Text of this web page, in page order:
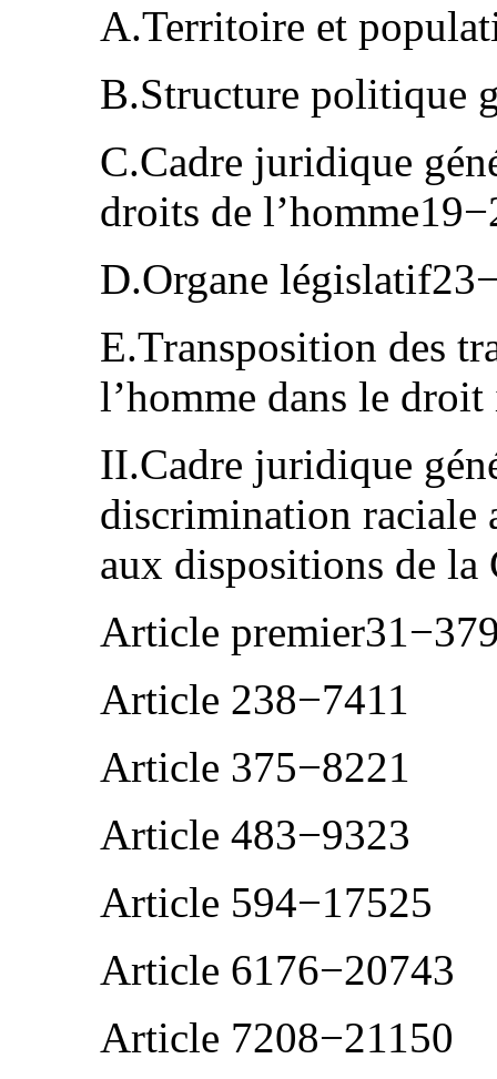
A.Territoire et
B.Structure politique
C.Cadre juridique
droits de
D.Organe
E.Transposition des
l’homme dans le
II.Cadre juridique
discrimination raciale
aux dispositions de
Article
Article 238−7411
Article 375−8221
Article 483−9323
Article 594−17525
Article 6176−20743
Article 7208−21150